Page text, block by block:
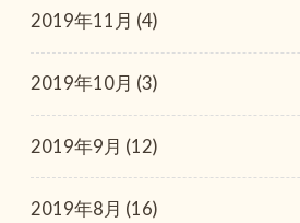
2019年11月 (4)
2019年10月 (3)
2019年9月 (12)
2019年8月 (16)